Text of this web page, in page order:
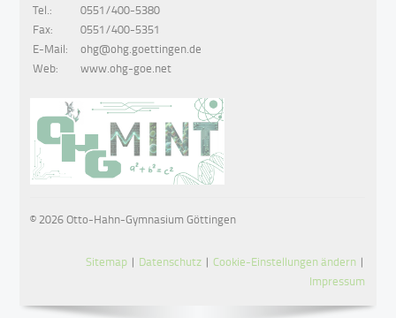
Tel.:
0551/400-5380
Fax:
0551/400-5351
E-Mail:
ohg@ohg.goettingen.de
Web:
www.ohg-goe.net
© 2026 Otto-Hahn-Gymnasium Göttingen
Sitemap | Datenschutz |Cookie-Einstellungen ändern |
Impressum